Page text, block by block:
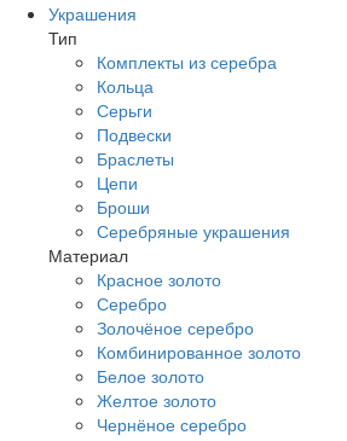
Украшения
Тип
Комплекты из серебра
Кольца
Серьги
Подвески
Браслеты
Цепи
Броши
Серебряные украшения
Материал
Красное золото
Серебро
Золочёное серебро
Комбинированное золото
Белое золото
Желтое золото
Чернёное серебро